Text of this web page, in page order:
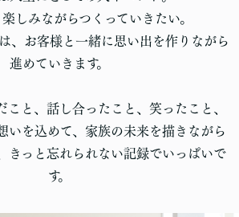
しみながらつくっていきたい。
、お客様と一緒に思い出を作りながら
進めていきます。
こと、話し合ったこと、笑ったこと、
いを込めて、家族の未来を描きながら
きっと忘れられない記録でいっぱいで
す。